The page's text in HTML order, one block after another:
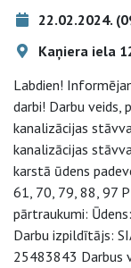
22.02.2024.
Kaņiera iela
Labdien!
darbi! Darbu veids,
kanalizācijas
kanalizācijas
karstā ūdens
61, 70, 79, 88, 97
pārtraukumi:
Darbu izpildītājs:
25483843 Darbus